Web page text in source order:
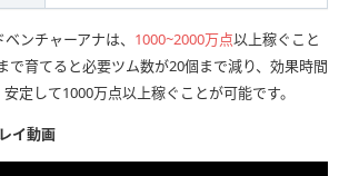
ンチャーアナは、 1000~2000万点以上稼ぐこと
で育てると必要ツム数が20個まで減り、効果時間
定して1000万点以上稼ぐことが可能です。
イ動画